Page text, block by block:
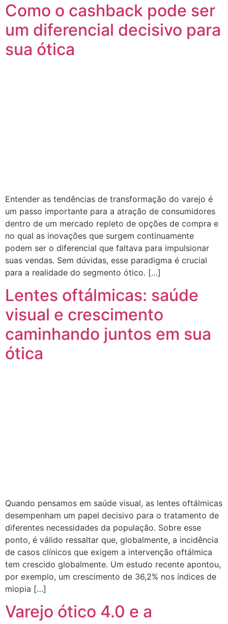
Como o cashback pode ser
um diferencial decisivo para
sua ótica
Entender as tendências de transformação do varejo é
um passo importante para a atração de consumidores
dentro de um mercado repleto de opções de compra e
no qual as inovações que surgem continuamente
podem ser o diferencial que faltava para impulsionar
suas vendas. Sem dúvidas, esse paradigma é crucial
para a realidade do segmento ótico. […]
Lentes oftálmicas: saúde
visual e crescimento
caminhando juntos em sua
ótica
Quando pensamos em saúde visual, as lentes oftálmicas
desempenham um papel decisivo para o tratamento de
diferentes necessidades da população. Sobre esse
ponto, é válido ressaltar que, globalmente, a incidência
de casos clínicos que exigem a intervenção oftálmica
tem crescido globalmente. Um estudo recente apontou,
por exemplo, um crescimento de 36,2% nos índices de
miopia […]
Varejo ótico 4.0 e a